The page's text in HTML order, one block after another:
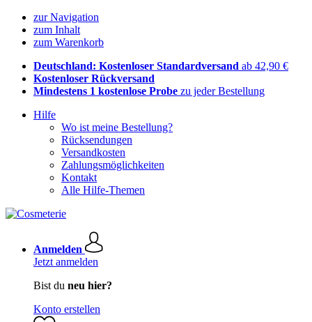
zur Navigation
zum Inhalt
zum Warenkorb
Deutschland: Kostenloser Standardversand ab 42,90 €
Kostenloser Rückversand
Mindestens 1 kostenlose Probe zu jeder Bestellung
Hilfe
Wo ist meine Bestellung?
Rücksendungen
Versandkosten
Zahlungsmöglichkeiten
Kontakt
Alle Hilfe-Themen
Anmelden
Jetzt anmelden
Bist du neu hier?
Konto erstellen